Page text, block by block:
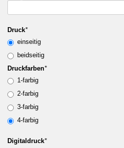
Druck*
einseitig
beidseitig
Druckfarben*
1-farbig
2-farbig
3-farbig
4-farbig
Digitaldruck*